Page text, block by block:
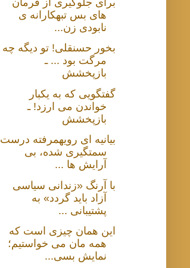
های بس تبهکارانه ی
نابودی زن...
بخور حسنقلی! تو دیگه چه
مرگت بود ... ـ
بازپخشش
گفتگویی که به یکبار
خواندن می ارزد! ـ
بازپخشش
بیانیه ای رویهمرفته درست
سمتگیری شده، بی
آرایش ها ...
با آرنگ «زندانی سیاسی
آزاد باید گردد» به
پشتیبانی ...
این همان چیزی است که
همه مان می خواستیم؛
نمایش بسی...